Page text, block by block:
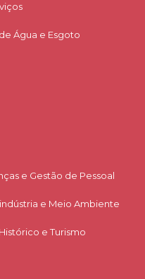
Água e Esgoto
e Gestão de Pessoal
e Meio Ambiente
e Turismo